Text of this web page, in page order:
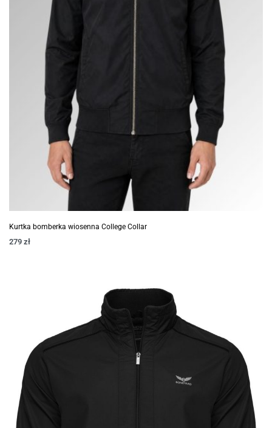
Kurtka bomberka wiosenna College Collar
279 zł